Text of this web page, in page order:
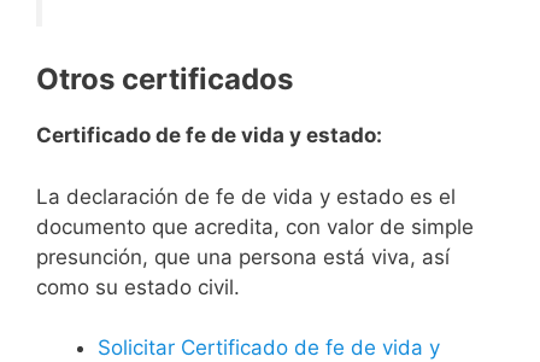
Otros certificados
Certificado de fe de vida y estado:
La declaración de fe de vida y estado es el
documento que acredita, con valor de simple
presunción, que una persona está viva, así
como su estado civil.
Solicitar Certificado de fe de vida y